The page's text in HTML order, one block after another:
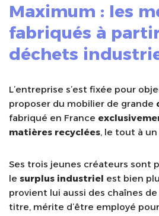
Maximum : les
fabriqués à
déchets
L’entreprise s’est fixée pour
proposer du mobilier de grande
fabriqué en France
matières recyclées, le tout à
Ses trois jeunes créateurs sont
le surplus industriel est bien
provient lui aussi des chaînes
titre, mérite d’être employé